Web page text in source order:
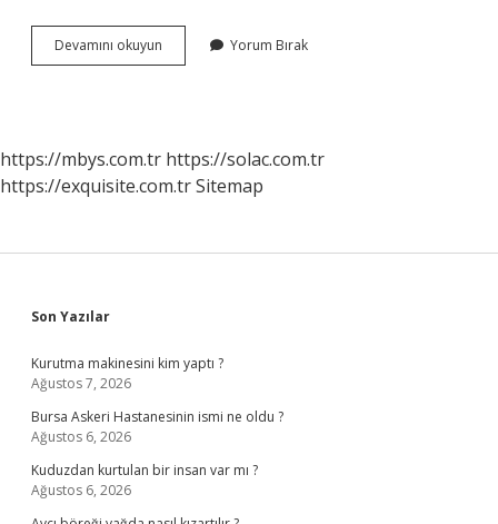
Devamını okuyun Sultanların
Odasına
Yorum Bırak
https://mbys.com.tr https://solac.com.tr
https://exquisite.com.trSitemap
Sidebar
Son Yazılar
Kurutma makinesini kim yaptı ?
Ağustos 7, 2026
Bursa Askeri Hastanesinin ismi ne oldu ?
Ağustos 6, 2026
Kuduzdan kurtulan bir insan var mı ?
Ağustos 6, 2026